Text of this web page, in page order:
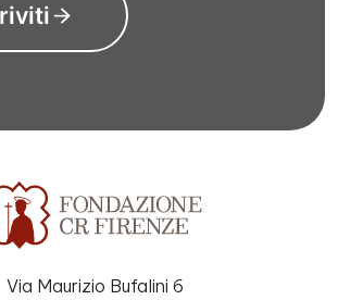
Via Maurizio Bufalini 6